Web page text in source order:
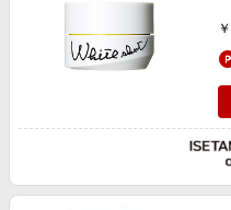
￥